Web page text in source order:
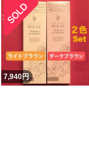
7,940円